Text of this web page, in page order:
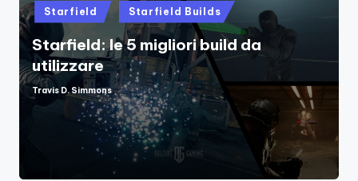
Posted
in
Starfield Starfield Builds
Starfield: le 5 migliori build da
utilizzare
Posted
by
Travis D. Simmons